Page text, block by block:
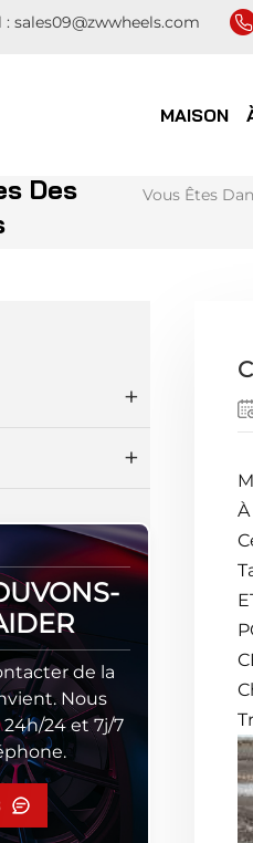
: sales09@zwwheels.com
MAISON
Des
Vous Êtes
de la
Nous
24 et 7j/7